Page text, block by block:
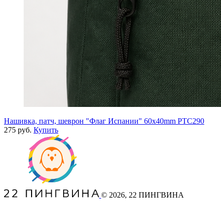
Нашивка, патч, шеврон "Флаг Испании" 60x40mm PTC290
275 руб. Купить
© 2026, 22 ПИНГВИНА